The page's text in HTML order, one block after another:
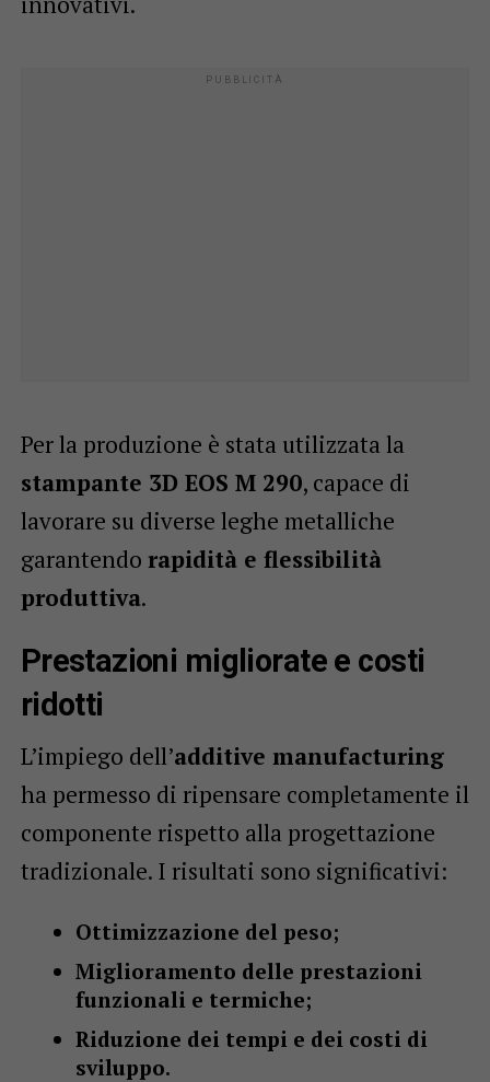
Per la produzione è stata utilizzata la
stampante 3D EOS M 290, capace di
lavorare su diverse leghe metalliche
garantendo rapidità e flessibilità
produttiva.
Prestazioni migliorate e costi
ridotti
L’impiego dell’additive manufacturing
ha permesso di ripensare completamente il
componente rispetto alla progettazione
tradizionale. I risultati sono significativi:
Ottimizzazione del peso;
Miglioramento delle prestazioni
funzionali e termiche;
Riduzione dei tempi e dei costi di
sviluppo.